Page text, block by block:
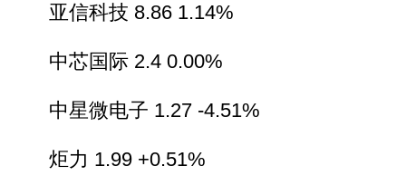
亚信科技 8.86 1.14%
中芯国际 2.4 0.00%
中星微电子 1.27 -4.51%
炬力 1.99 +0.51%